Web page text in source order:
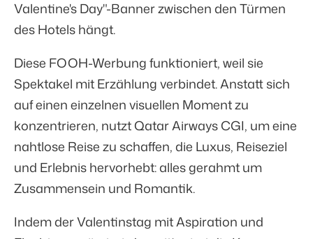
Valentine's Day"-Banner zwischen den Türmen
des Hotels hängt.
Diese FOOH-Werbung funktioniert, weil sie
Spektakel mit Erzählung verbindet. Anstatt sich
auf einen einzelnen visuellen Moment zu
konzentrieren, nutzt Qatar Airways CGI, um eine
nahtlose Reise zu schaffen, die Luxus, Reiseziel
und Erlebnis hervorhebt: alles gerahmt um
Zusammensein und Romantik.
Indem der Valentinstag mit Aspiration und